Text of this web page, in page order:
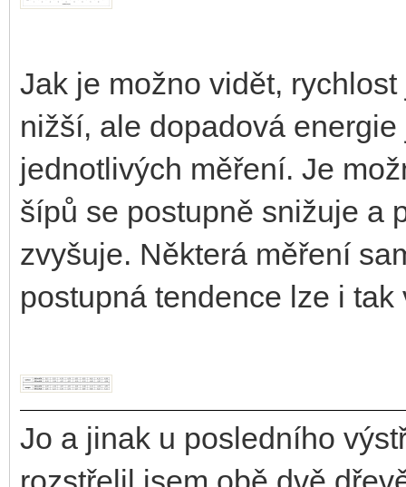
Jak je možno vidět,
nižší, ale dopadová
jednotlivých měření. Je
šípů se postupně snižuje a
zvyšuje. Některá měření
postupná tendence lze i tak
Jo a jinak u posledního